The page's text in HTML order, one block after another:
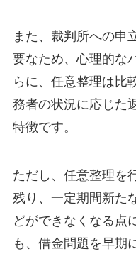
また、裁判所への申
要なため、心理的な
らに、任意整理は比
務者の状況に応じた
特徴です。
ただし、任意整理を
残り、一定期間新た
どができなくなる点
も、借金問題を早期